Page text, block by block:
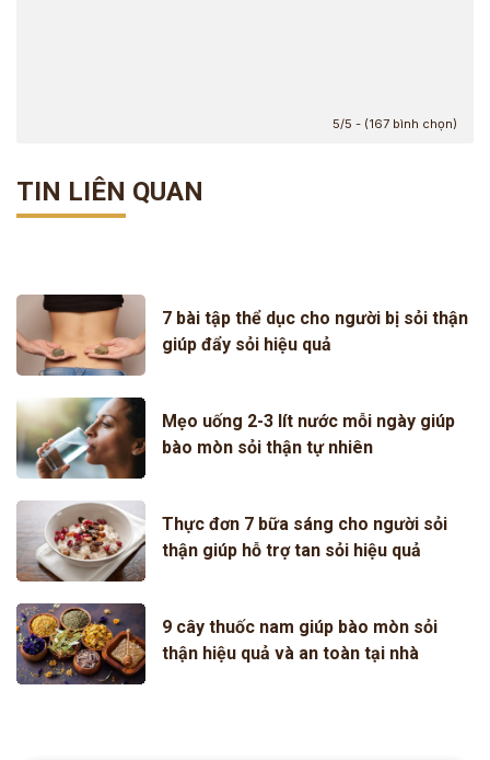
5/5 - (167 bình chọn)
TIN LIÊN QUAN
7 bài tập thể dục cho người bị sỏi thận
giúp đẩy sỏi hiệu quả
Mẹo uống 2-3 lít nước mỗi ngày giúp
bào mòn sỏi thận tự nhiên
Thực đơn 7 bữa sáng cho người sỏi
thận giúp hỗ trợ tan sỏi hiệu quả
9 cây thuốc nam giúp bào mòn sỏi
thận hiệu quả và an toàn tại nhà